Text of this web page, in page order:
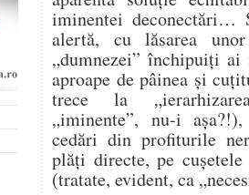
iminentei deconectări…
alertă, cu lăsarea
„dumnezei” închipuiți
aproape de pâinea și
trece la
„iminente”, nu-i
cedări din profiturile
plăți directe, pe
(tratate, evident, ca